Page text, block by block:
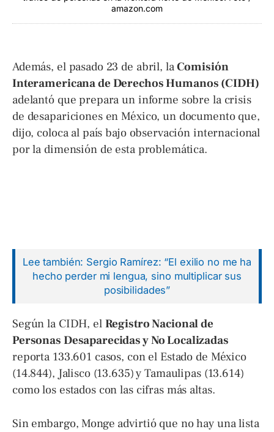
amazon.com
Además, el pasado 23 de abril, laComisión
Interamericana de Derechos Humanos (CIDH)
adelantó que prepara un informe sobre la crisis
de desapariciones en México, un documento que,
dijo, coloca al país bajo observación internacional
por la dimensión de esta problemática.
Lee también: Sergio Ramírez: “El exilio no me ha
hecho perder mi lengua, sino multiplicar sus
posibilidades”
Según la CIDH, el Registro Nacional de
Personas Desaparecidas y No Localizadas
reporta 133.601 casos, con el Estado de México
(14.844), Jalisco (13.635) y Tamaulipas (13.614)
como los estados con las cifras más altas.
Sin embargo, Monge advirtió que no hay una lista